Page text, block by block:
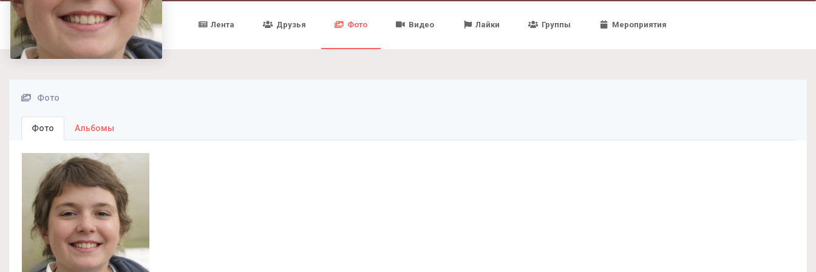
Лента Друзья Фото Видео Лайки Группы Мероприятия
Фото
Фото Альбомы